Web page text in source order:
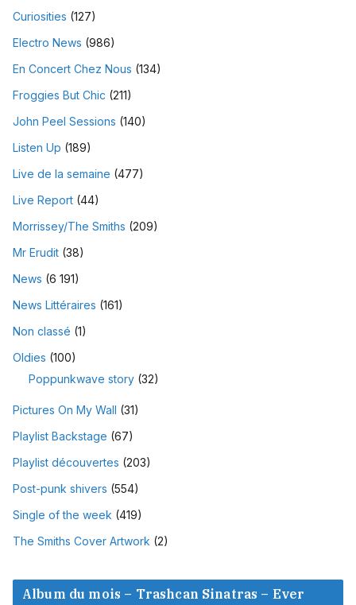
Curiosities (127)
Electro News (986)
En Concert Chez Nous (134)
Froggies But Chic (211)
John Peel Sessions (140)
Listen Up (189)
Live de la semaine (477)
Live Report (44)
Morrissey/The Smiths (209)
Mr Erudit (38)
News (6 191)
News Littéraires (161)
Non classé (1)
Oldies (100)
Poppunkwave story (32)
Pictures On My Wall (31)
Playlist Backstage (67)
Playlist découvertes (203)
Post-punk shivers (554)
Single of the week (419)
The Smiths Cover Artwork (2)
Album du mois – Trashcan Sinatras – Ever